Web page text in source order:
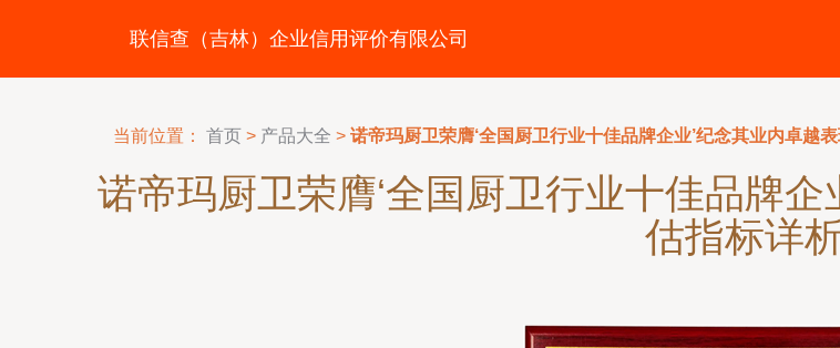
联信查（吉林）企业信用评价有限公司
当前位置： 首页 > 产品大全 > 诺帝玛厨卫荣膺‘全国厨卫行业十佳品牌企业’纪念其业内卓越
诺帝玛厨卫荣膺‘全国厨卫行业十佳品牌
估指标详